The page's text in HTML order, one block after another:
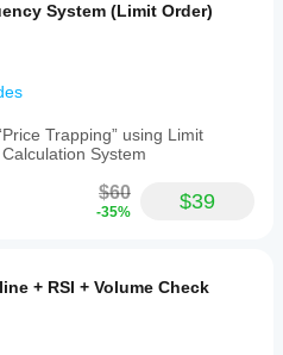
System (Limit Order)
Trapping” using Limit
System
$60
-35% $39
+ RSI + Volume Check